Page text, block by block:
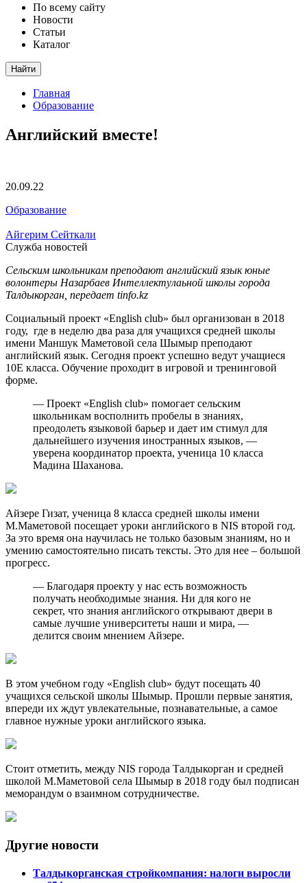
По всему сайту
Новости
Статьи
Каталог
Найти
Главная
Образование
Английский вместе!
20.09.22
Образование
Айгерим Сейткали
Служба новостей
Сельским школьникам преподают английский язык юные
волонтеры Назарбаев Интеллектулаьной школы города
Талдыкорган, передает tinfo.kz
Социальный проект «English club» был организован в 2018
году, где в неделю два раза для учащихся средней школы
имени Маншук Маметовой села Шымыр преподают
английский язык. Сегодня проект успешно ведут учащиеся
10Е класса. Обучение проходит в игровой и тренинговой
форме.
— Проект «English club» помогает сельским
школьникам восполнить пробелы в знаниях,
преодолеть языковой барьер и дает им стимул для
дальнейшего изучения иностранных языков, —
уверена координатор проекта, ученица 10 класса
Мадина Шаханова.
Айзере Гизат, ученица 8 класса средней школы имени
М.Маметовой посещает уроки английского в NIS второй год.
За это время она научилась не только базовым знаниям, но и
умению самостоятельно писать тексты. Это для нее – большой
прогресс.
— Благодаря проекту у нас есть возможность
получать необходимые знания. Ни для кого не
секрет, что знания английского открывают двери в
самые лучшие университеты наши и мира, —
делится своим мнением Айзере.
В этом учебном году «English club» будут посещать 40
учащихся сельской школы Шымыр. Прошли первые занятия,
впереди их ждут увлекательные, познавательные, а самое
главное нужные уроки английского языка.
Стоит отметить, между NIS города Талдыкорган и средней
школой М.Маметовой села Шымыр в 2018 году был подписан
меморандум о взаимном сотрудничестве.
Другие новости
Талдыкорганская стройкомпания: налоги выросли